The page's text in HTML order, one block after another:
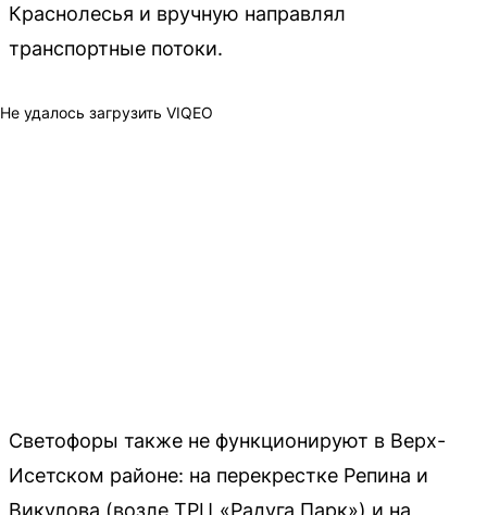
Краснолесья и вручную направлял
транспортные потоки.
Не удалось загрузить VIQEO
Светофоры также не функционируют в Верх-
Исетском районе: на перекрестке Репина и
Викулова (возле ТРЦ «Радуга Парк») и на